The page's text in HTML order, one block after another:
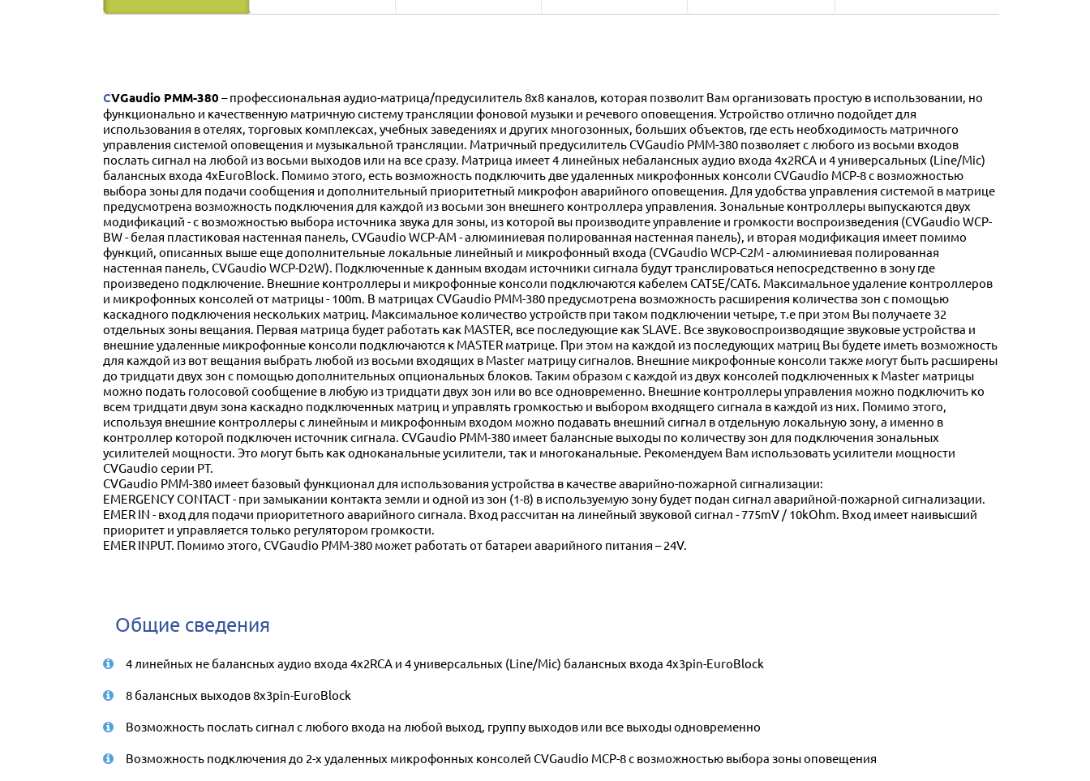
CVGaudio PMM-380 – профессиональная аудио-матрица/предусилитель 8х8 каналов, которая позволит Вам организовать простую в использовании, но
функционально и качественную матричную систему трансляции фоновой музыки и речевого оповещения. Устройство отлично подойдет для
использования в отелях, торговых комплексах, учебных заведениях и других многозонных, больших объектов, где есть необходимость матричного
управления системой оповещения и музыкальной трансляции. Матричный предусилитель CVGaudio PMM-380 позволяет с любого из восьми входов
послать сигнал на любой из восьми выходов или на все сразу. Матрица имеет 4 линейных небалансных аудио входа 4х2RCA и 4 универсальных (Line/Mic)
балансных входа 4хEuroBlock. Помимо этого, есть возможность подключить две удаленных микрофонных консоли CVGaudio MCP-8 с возможностью
выбора зоны для подачи сообщения и дополнительный приоритетный микрофон аварийного оповещения. Для удобства управления системой в матрице
предусмотрена возможность подключения для каждой из восьми зон внешнего контроллера управления. Зональные контроллеры выпускаются двух
модификаций - с возможностью выбора источника звука для зоны, из которой вы производите управление и громкости воспроизведения (CVGaudio WCP-
BW - белая пластиковая настенная панель, CVGaudio WCP-AM - алюминиевая полированная настенная панель), и вторая модификация имеет помимо
функций, описанных выше еще дополнительные локальные линейный и микрофонный входа (CVGaudio WCP-C2M - алюминиевая полированная
настенная панель, CVGaudio WCP-D2W). Подключенные к данным входам источники сигнала будут транслироваться непосредственно в зону где
произведено подключение. Внешние контроллеры и микрофонные консоли подключаются кабелем CAT5E/CAT6. Максимальное удаление контроллеров
и микрофонных консолей от матрицы - 100m. В матрицах CVGaudio PMM-380 предусмотрена возможность расширения количества зон с помощью
каскадного подключения нескольких матриц. Максимальное количество устройств при таком подключении четыре, т.е при этом Вы получаете 32
отдельных зоны вещания. Первая матрица будет работать как MASTER, все последующие как SLAVE. Все звуковоспроизводящие звуковые устройства и
внешние удаленные микрофонные консоли подключаются к MASTER матрице. При этом на каждой из последующих матриц Вы будете иметь возможность
для каждой из вот вещания выбрать любой из восьми входящих в Master матрицу сигналов. Внешние микрофонные консоли также могут быть расширены
до тридцати двух зон с помощью дополнительных опциональных блоков. Таким образом с каждой из двух консолей подключенных к Master матрицы
можно подать голосовой сообщение в любую из тридцати двух зон или во все одновременно. Внешние контроллеры управления можно подключить ко
всем тридцати двум зона каскадно подключенных матриц и управлять громкостью и выбором входящего сигнала в каждой из них. Помимо этого,
используя внешние контроллеры с линейным и микрофонным входом можно подавать внешний сигнал в отдельную локальную зону, а именно в
контроллер которой подключен источник сигнала. CVGaudio PMM-380 имеет балансные выходы по количеству зон для подключения зональных
усилителей мощности. Это могут быть как одноканальные усилители, так и многоканальные. Рекомендуем Вам использовать усилители мощности
CVGaudio серии PT.
CVGaudio PMM-380 имеет базовый функционал для использования устройства в качестве аварийно-пожарной сигнализации:
EMERGENCY CONTACT - при замыкании контакта земли и одной из зон (1-8) в используемую зону будет подан сигнал аварийной-пожарной сигнализации.
EMER IN - вход для подачи приоритетного аварийного сигнала. Вход рассчитан на линейный звуковой сигнал - 775mV / 10kOhm. Вход имеет наивысший
приоритет и управляется только регулятором громкости.
EMER INPUT. Помимо этого, CVGaudio PMM-380 может работать от батареи аварийного питания – 24V.
Общие сведения
4 линейных не балансных аудио входа 4х2RCA и 4 универсальных (Line/Mic) балансных входа 4х3pin-EuroBlock
8 балансных выходов 8х3pin-EuroBlock
Возможность послать сигнал с любого входа на любой выход, группу выходов или все выходы одновременно
Возможность подключения до 2-х удаленных микрофонных консолей CVGaudio MCP-8 с возможностью выбора зоны оповещения